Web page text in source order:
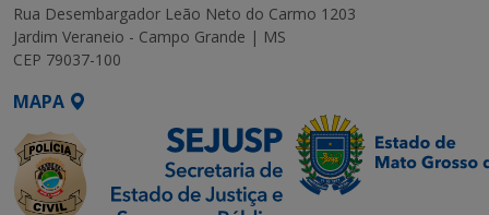
Rua Desembargador Leão Neto do Carmo 1203
Jardim Veraneio - Campo Grande | MS
CEP 79037-100
MAPA